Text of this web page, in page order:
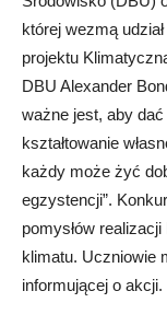
której wezmą
projektu
DBU Alexander
ważne jest, aby
kształtowanie
każdy może żyć
egzystencji”.
pomysłów
klimatu. Uczniowie
informującej o akcji.